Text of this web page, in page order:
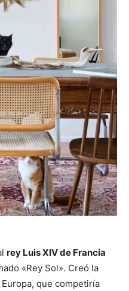
rey Luis XIV de Francia
«Rey Sol». Creó la
que competiría